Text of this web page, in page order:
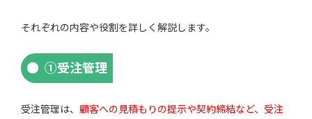
それぞれの内容や役割を詳しく解説します。
①受注管理
受注管理は、 顧客への見積もりの提示や契約締結など、受注